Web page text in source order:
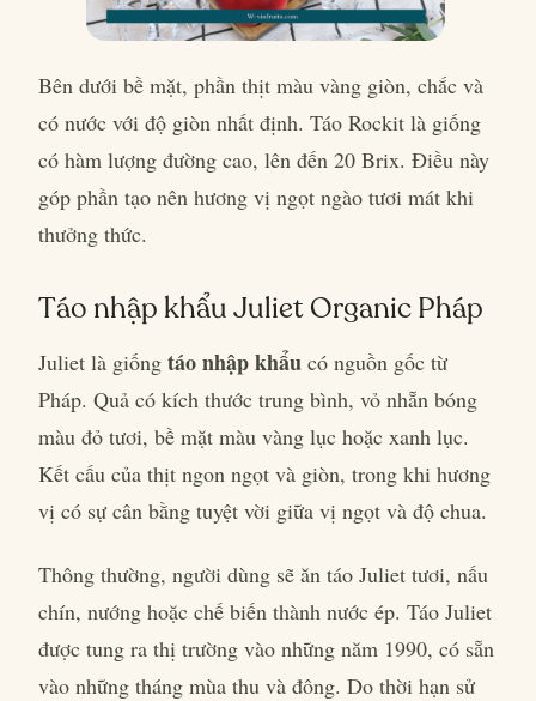
Bên dưới bề mặt, phần thịt màu vàng giòn, chắc và
có nước với độ giòn nhất định. Táo Rockit là giống
có hàm lượng đường cao, lên đến 20 Brix. Điều này
góp phần tạo nên hương vị ngọt ngào tươi mát khi
thưởng thức.
Táo nhập khẩu Juliet Organic Pháp
Juliet là giống táo nhập khẩu có nguồn gốc từ
Pháp. Quả có kích thước trung bình, vỏ nhẵn bóng
màu đỏ tươi, bề mặt màu vàng lục hoặc xanh lục.
Kết cấu của thịt ngon ngọt và giòn, trong khi hương
vị có sự cân bằng tuyệt vời giữa vị ngọt và độ chua.
Thông thường, người dùng sẽ ăn táo Juliet tươi, nấu
chín, nướng hoặc chế biến thành nước ép. Táo Juliet
được tung ra thị trường vào những năm 1990, có sẵn
vào những tháng mùa thu và đông. Do thời hạn sử